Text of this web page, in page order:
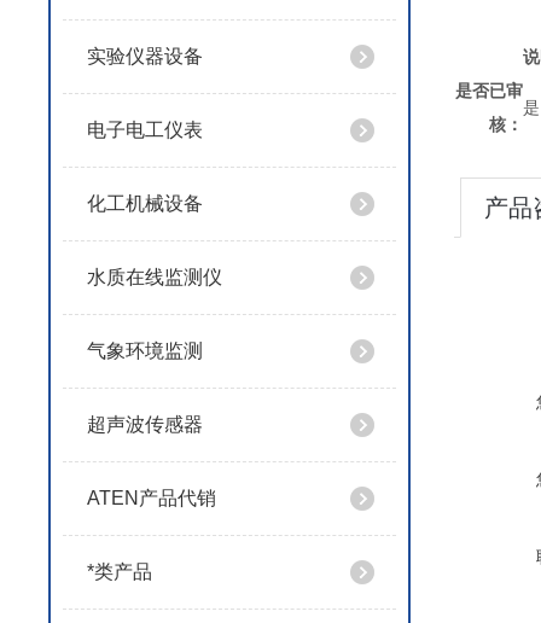
实验仪器设备
电子电工仪表
化工机械设备
水质在线监测仪
气象环境监测
超声波传感器
ATEN产品代销
*类产品
是否已审
核：
是
产品